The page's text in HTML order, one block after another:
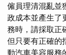
僱員理清混亂並
政成本並產生了
務時，請採取正
但只要有正確的
動汽車美容服務